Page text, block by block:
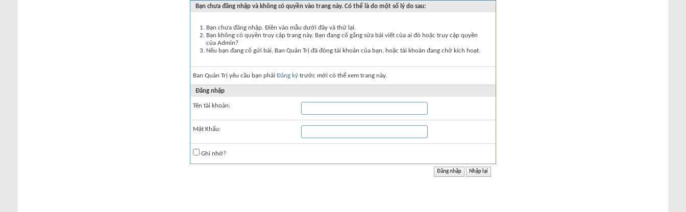
Bạn chưa đăng nhập và không có quyền vào trang này. Có thể là do một số lý do sau:
Bạn chưa đăng nhập. Điền vào mẫu dưới đây và thử lại.
Bạn không có quyền truy cập trang này. Bạn đang cố gắng sửa bài viết của ai đó hoặc truy cập quyền
của Admin?
Nếu bạn đang cố gửi bài, Ban Quản Trị đã đóng tài khoản của bạn, hoặc tài khoản đang chờ kích hoạt.
Ban Quản Trị yêu cầu bạn phải Đăng ký trước mới có thể xem trang này.
Đăng nhập
Tên tài khoản:
Mật Khẩu:
Ghi nhớ?